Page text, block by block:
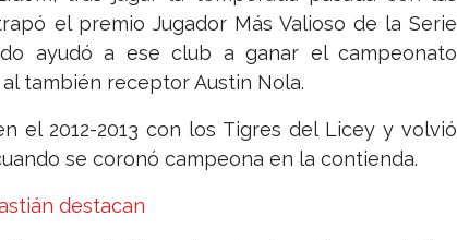
el premio Jugador Más Valioso de la Serie
ayudó a ese club a ganar el campeonato
también receptor Austin Nola.
el 2012-2013 con los Tigres del Licey y volvió
se coronó campeona en la contienda.
destacan